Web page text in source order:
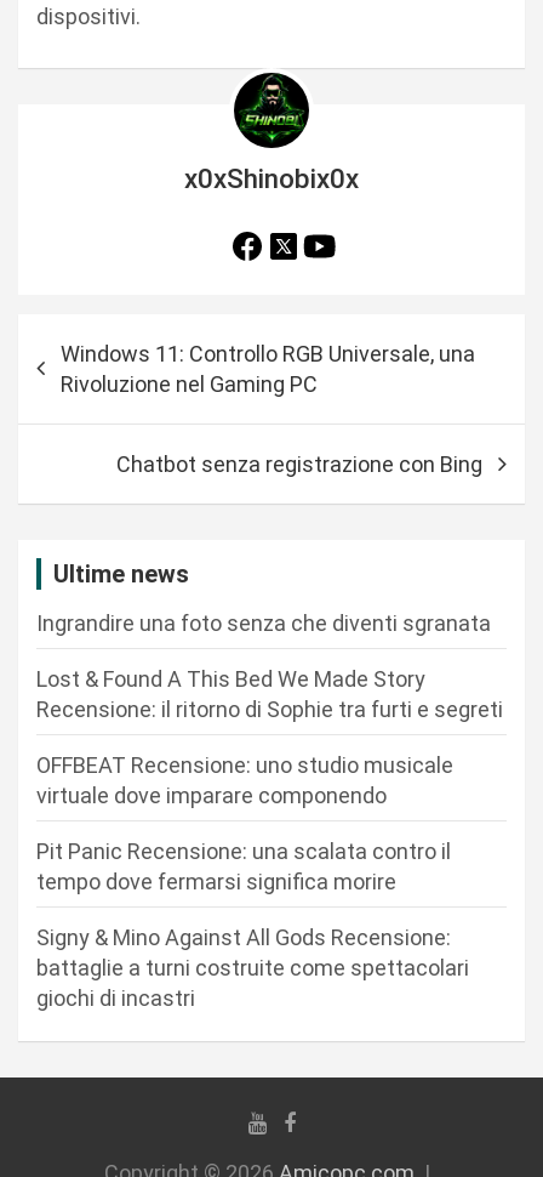
dispositivi.
x0xShinobix0x
i
Windows 11: Controllo RGB Universale, una
Rivoluzione nel Gaming PC
Chatbot senza registrazione con Bing
Ultime news
Ingrandire una foto senza che diventi sgranata
Lost & Found A This Bed We Made Story
Recensione: il ritorno di Sophie tra furti e segreti
OFFBEAT Recensione: uno studio musicale
virtuale dove imparare componendo
Pit Panic Recensione: una scalata contro il
tempo dove fermarsi significa morire
Signy & Mino Against All Gods Recensione:
battaglie a turni costruite come spettacolari
giochi di incastri